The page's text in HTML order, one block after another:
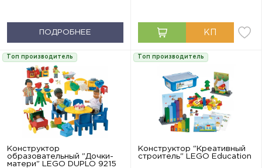
ПОДРОБНЕЕ
Топ производитель
Конструктор
образовательный "Дочки-
матери" LEGO DUPLO 9215
Топ производитель
Конструктор "Креативный
строитель" LEGO Education